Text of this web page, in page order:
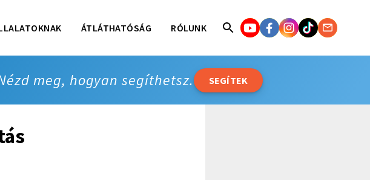
ÁTLÁTHATÓSÁG RÓLUNK
meg, hogyan segíthetsz. SEGÍTEK